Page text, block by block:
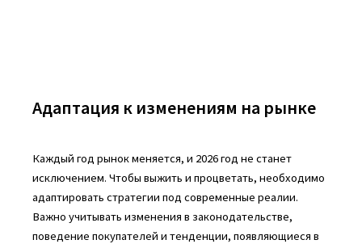
Адаптация к изменениям на рынке
Каждый год рынок меняется, и 2026 год не станет
исключением. Чтобы выжить и процветать, необходимо
адаптировать стратегии под современные реалии.
Важно учитывать изменения в законодательстве,
поведение покупателей и тенденции, появляющиеся в